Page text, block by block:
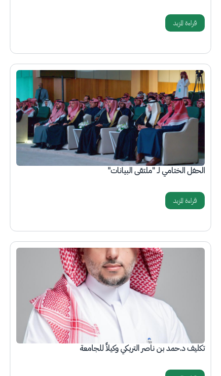
قراءة المزيد
الصورة
الحفل الختامي لـ "ملتقى البيانات"
قراءة المزيد
الصورة
تكليف د.حمد بن ناصر التريكي وكيلاً للجامعة